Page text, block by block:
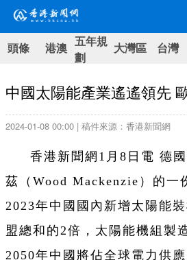
頭條 港澳 五年規
劃
大灣區 台灣
中國太陽能產業遙遙領先
2024-01-08 00:00 | 稿件來源：香港新聞網
香港新聞網1月8日電 德
茲（Wood Mackenzie）的一
2023年中國國內新增太陽能
盟總和的2倍，太陽能機組製
2050年中國將佔全球電力供